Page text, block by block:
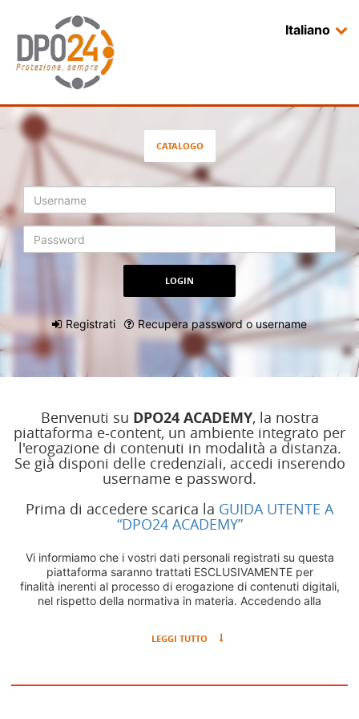
Italiano
CATALOGO
Registrati Recupera password o username
Benvenuti su DPO24 ACADEMY, la nostra
piattaforma e-content, un ambiente integrato per
l'erogazione di contenuti in modalità a distanza.
Se già disponi delle credenziali, accedi inserendo
username e password.
Prima di accedere scarica la GUIDA UTENTE A
“DPO24 ACADEMY”
Vi informiamo che i vostri dati personali registrati su questa
piattaforma saranno trattati ESCLUSIVAMENTE per
finalità inerenti al processo di erogazione di contenuti digitali,
nel rispetto della normativa in materia. Accedendo alla
chiesto di prendere visione dell'
Informativa Privacy
esemplificativo e non esaustivo i testi (ivi inclusi materiali
LEGGI TUTTO